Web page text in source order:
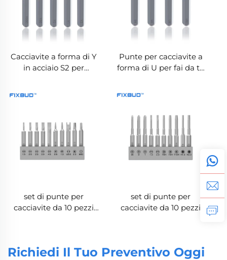
Cacciavite a forma di Y
in acciaio S2 per
Punte per cacciavite a
forma di U per fai da te
set di punte per
cacciavite da 10 pezzi
set di punte per
cacciavite da 10 pezzi
Richiedi Il Tuo Preventivo Oggi